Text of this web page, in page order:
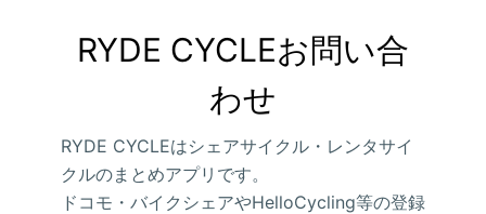
RYDE CYCLEお問い合
わせ
RYDE CYCLEはシェアサイクル・レンタサイ
クルのまとめアプリです。
ドコモ・バイクシェアやHelloCycling等の登録